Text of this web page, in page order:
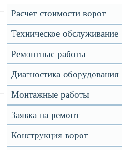
Расчет стоимости ворот
Техническое обслуживание
Ремонтные работы
Диагностика оборудования
Монтажные работы
Заявка на ремонт
Конструкция ворот